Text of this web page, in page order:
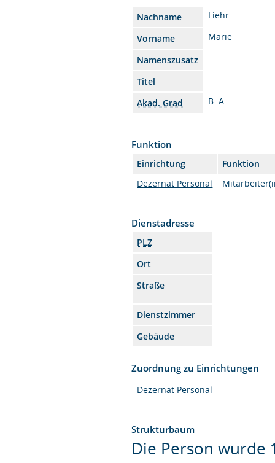
Nachname
Liehr
Vorname
Marie
Namenszusatz
Titel
Akad. Grad
B. A.
Funktion
Einrichtung
Funktion
Dezernat Personal
Dienstadresse
PLZ
Ort
Straße
Dienstzimmer
Gebäude
Zuordnung zu Einrichtungen
Dezernat Personal
Strukturbaum
Die Person wurde